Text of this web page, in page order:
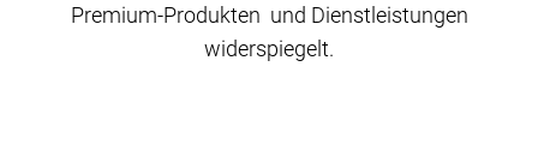
Premium-Produkten und Dienstleistungen
widerspiegelt.